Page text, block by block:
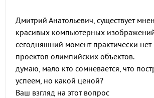
Дмитрий Анатольевич, существует
красивых компьютерных
сегодняшний момент практически нет
проектов олимпийских объектов.
думаю, мало кто сомневается, что
успеем, но какой ценой?
Ваш взгляд на этот вопрос